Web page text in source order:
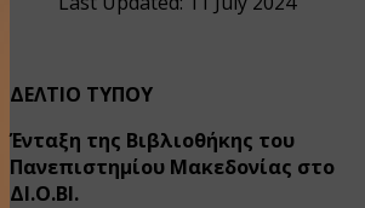
ΔΕΛΤΙΟ ΤΥΠΟΥ
Ένταξη της Βιβλιοθήκης του
Πανεπιστημίου Μακεδονίας στο
ΔΙ.Ο.ΒΙ.